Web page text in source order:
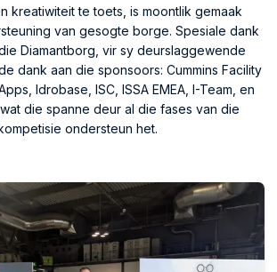
kreatiwiteit te toets, is moontlik gemaak
van gesogte borge. Spesiale dank
Diamantborg, vir sy deurslaggewende
dank aan die sponsoors: Cummins Facility
Idrobase, ISC, ISSA EMEA, I-Team, en
die spanne deur al die fases van die
ondersteun het.